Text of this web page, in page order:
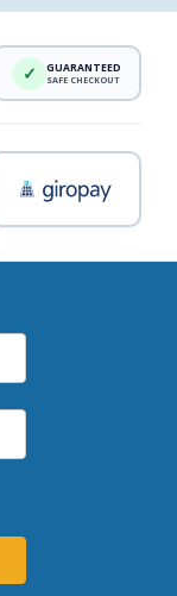
✓ GUARANTEED
SAFE CHECKOUT